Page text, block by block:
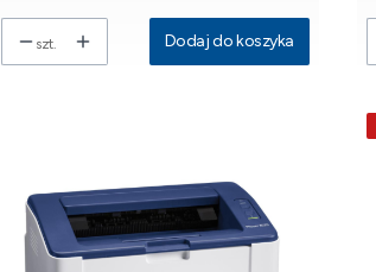
szt. Dodaj do koszyka